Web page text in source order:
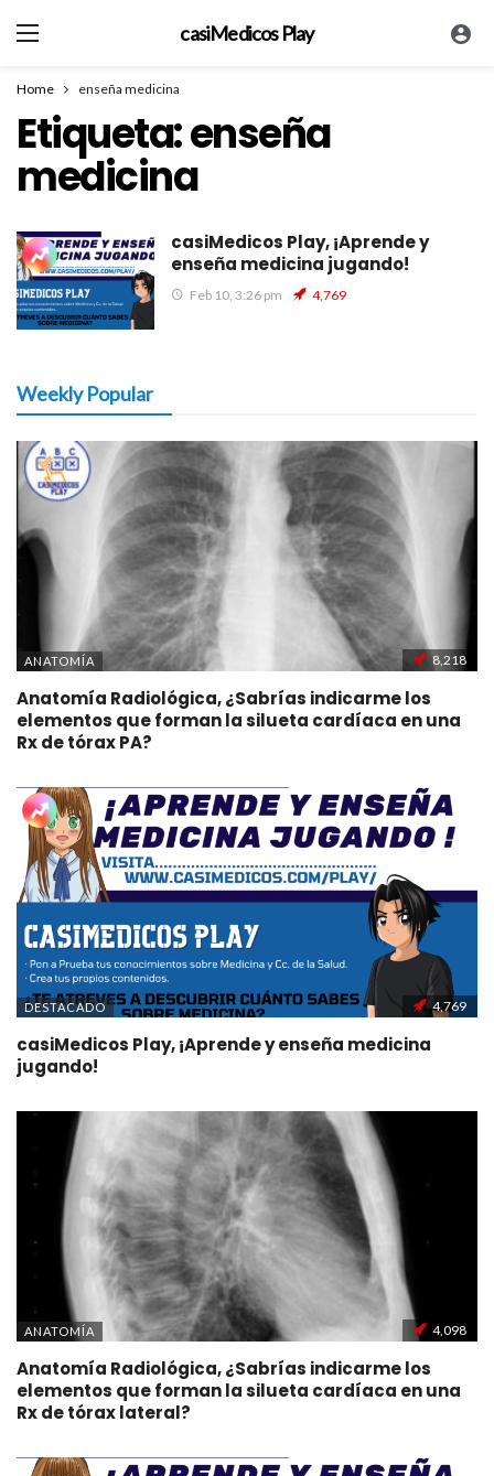
casiMedicos Play
Home enseña medicina
Etiqueta:enseña
medicina
casiMedicos Play, ¡Aprende y
enseña medicina jugando!
Feb 10, 3:26 pm 4,769
Weekly Popular
ANATOMÍA 8,218
Anatomía Radiológica, ¿Sabrías indicarme los
elementos que forman la silueta cardíaca en una
Rx de tórax PA?
DESTACADO 4,769
casiMedicos Play, ¡Aprende y enseña medicina
jugando!
ANATOMÍA 4,098
Anatomía Radiológica, ¿Sabrías indicarme los
elementos que forman la silueta cardíaca en una
Rx de tórax lateral?